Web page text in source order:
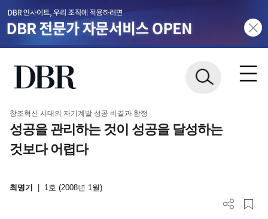
창조혁신 시대의 자기계발 성공 비결과 함정
성공을 관리하는 것이 성공을 달성하는
것보다 어렵다
최명기 1호 (2008년 1월)